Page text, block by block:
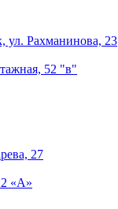
ул. Рахманинова, 23
52 "в"
27
«А»